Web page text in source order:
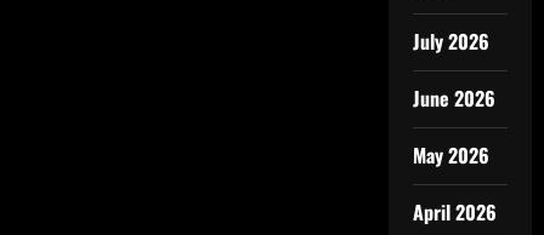
July 2026
June 2026
May 2026
April 2026